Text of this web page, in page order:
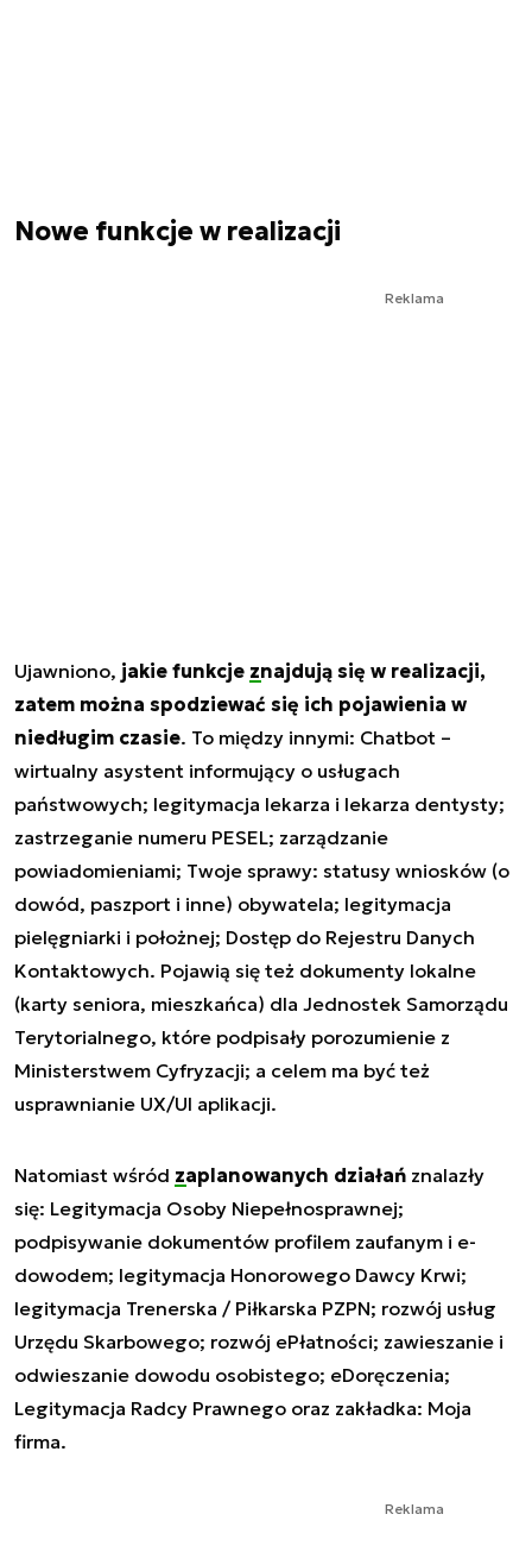
Nowe funkcje w realizacji
Reklama
Ujawniono, jakie funkcje znajdują się w realizacji,
zatem można spodziewać się ich pojawienia w
niedługim czasie. To między innymi: Chatbot –
wirtualny asystent informujący o usługach
państwowych; legitymacja lekarza i lekarza dentysty;
zastrzeganie numeru PESEL; zarządzanie
powiadomieniami; Twoje sprawy: statusy wniosków (o
dowód, paszport i inne) obywatela; legitymacja
pielęgniarki i położnej; Dostęp do Rejestru Danych
Kontaktowych. Pojawią się też dokumenty lokalne
(karty seniora, mieszkańca) dla Jednostek Samorządu
Terytorialnego, które podpisały porozumienie z
Ministerstwem Cyfryzacji; a celem ma być też
usprawnianie UX/UI aplikacji.
Natomiast wśród zaplanowanych działań znalazły
się: Legitymacja Osoby Niepełnosprawnej;
podpisywanie dokumentów profilem zaufanym i e-
dowodem; legitymacja Honorowego Dawcy Krwi;
legitymacja Trenerska / Piłkarska PZPN; rozwój usług
Urzędu Skarbowego; rozwój ePłatności; zawieszanie i
odwieszanie dowodu osobistego; eDoręczenia;
Legitymacja Radcy Prawnego oraz zakładka: Moja
firma.
Reklama